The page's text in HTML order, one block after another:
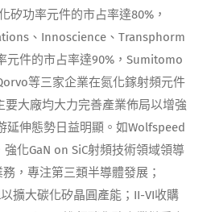
矽功率元件的市占率達80%，
、Innoscience、Transphorm
元件的市占率達90%，Sumitomo
等三家企業在氮化鎵射頻元件
要大廠均大力完善產業佈局以增強
延伸態勢日益明顯。如Wolfspeed
化GaN on SiC射頻技術領域領導
，專注第三類半導體發展；
擴大碳化矽晶圓產能；II-VI收購